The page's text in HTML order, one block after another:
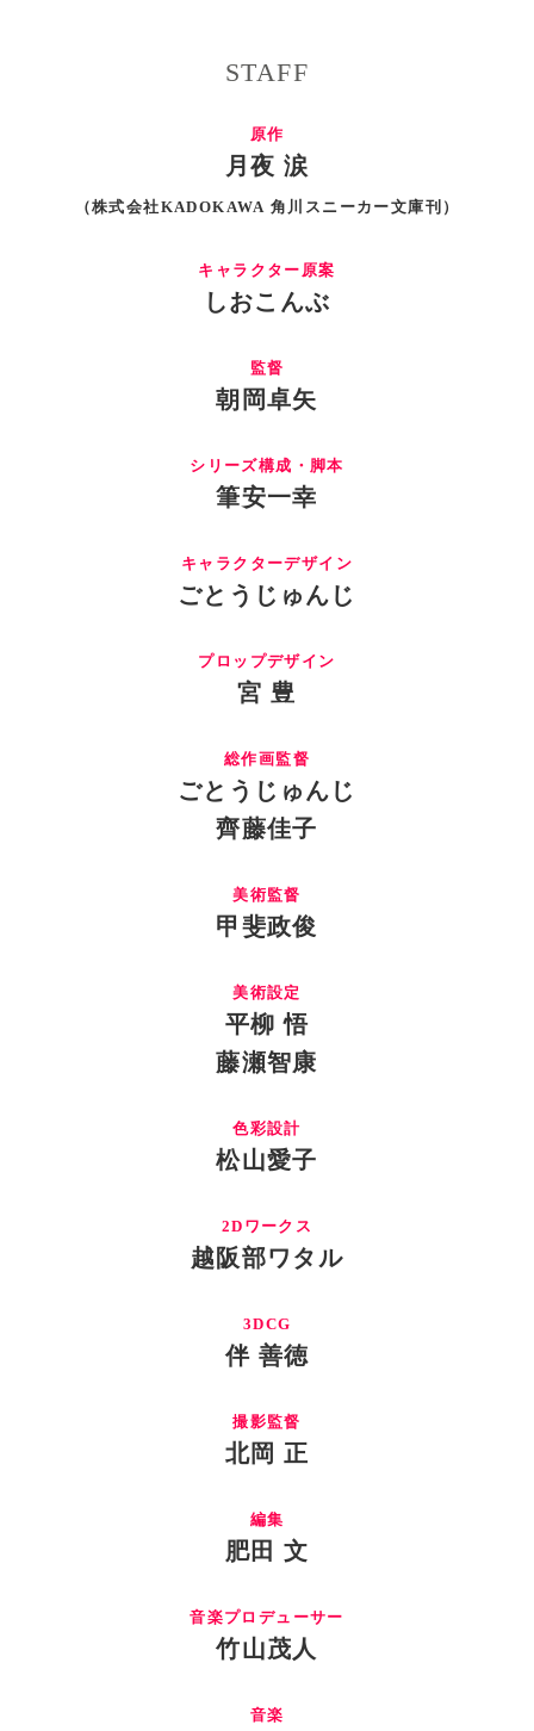
STAFF
原作
月夜 涙
（株式会社KADOKAWA 角川スニーカー文庫刊）
キャラクター原案
しおこんぶ
監督
朝岡卓矢
シリーズ構成・脚本
筆安一幸
キャラクターデザイン
ごとうじゅんじ
プロップデザイン
宮 豊
総作画監督
ごとうじゅんじ
齊藤佳子
美術監督
甲斐政俊
美術設定
平柳 悟
藤瀬智康
色彩設計
松山愛子
2Dワークス
越阪部ワタル
3DCG
伴 善徳
撮影監督
北岡 正
編集
肥田 文
音楽プロデューサー
竹山茂人
音楽